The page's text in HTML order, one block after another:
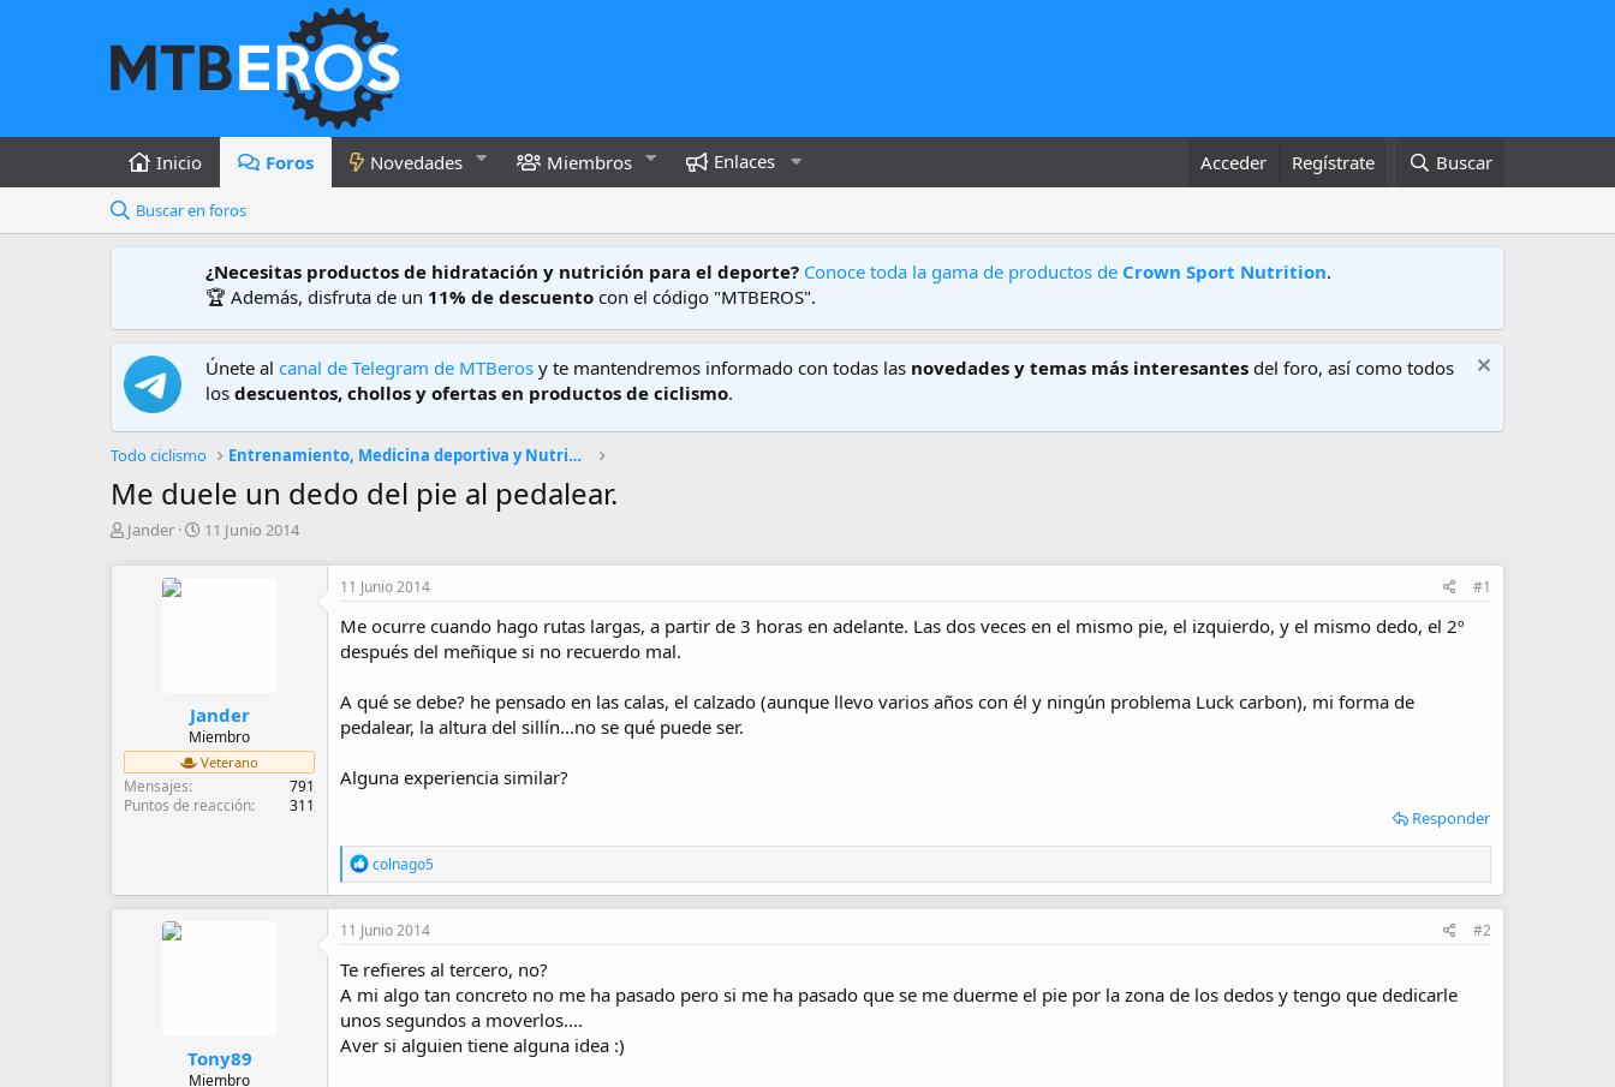
Inicio Foros Novedades Miembros Enlaces Acceder Regístrate Buscar
Buscar en foros
¿Necesitas productos de hidratación y nutrición para el deporte? Conoce toda la gama de productos de Crown Sport Nutrition.
🏆 Además, disfruta de un 11% de descuento con el código "MTBEROS".
Únete al canal de Telegram de MTBeros y te mantendremos informado con todas las novedades y temas más interesantes del foro, así como todos
los descuentos, chollos y ofertas en productos de ciclismo.
Todo ciclismo Entrenamiento, Medicina deportiva y Nutrición
Me duele un dedo del pie al pedalear.
A
Jander
F
i
c
i
11 Junio 2014
Jander
Miembro
Veterano
Mensajes
791
Puntos de reacción
311
11 Junio 2014 #1
Me ocurre cuando hago rutas largas, a partir de 3 horas en adelante. Las dos veces en el mismo pie, el izquierdo, y el mismo dedo, el 2º
después del meñique si no recuerdo mal.
A qué se debe? he pensado en las calas, el calzado (aunque llevo varios años con él y ningún problema Luck carbon), mi forma de
pedalear, la altura del sillín...no se qué puede ser.
Alguna experiencia similar?
Responder
R
e
a
c
o
n
e
:
colnago5
Tony89
Miembro
11 Junio 2014 #2
Te refieres al tercero, no?
A mi algo tan concreto no me ha pasado pero si me ha pasado que se me duerme el pie por la zona de los dedos y tengo que dedicarle
unos segundos a moverlos....
Aver si alguien tiene alguna idea :)